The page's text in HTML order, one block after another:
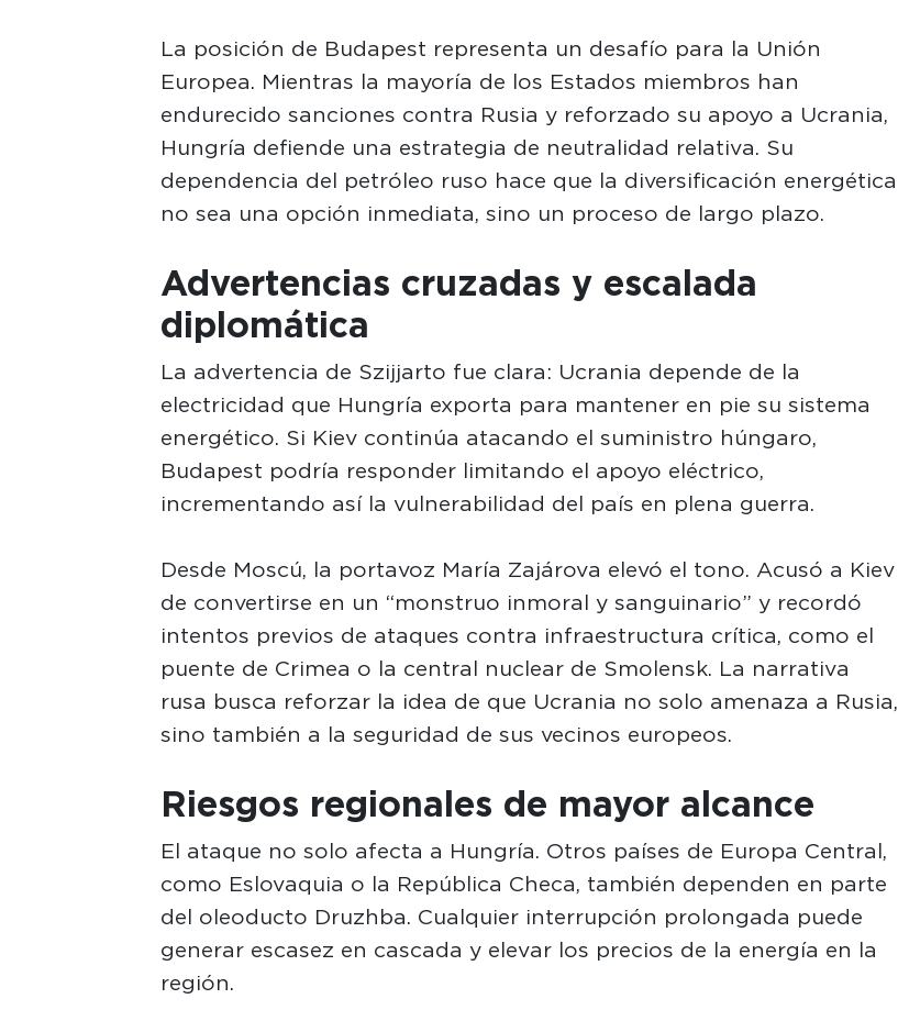
La posición de Budapest representa un desafío para la Unión
Europea. Mientras la mayoría de los Estados miembros han
endurecido sanciones contra Rusia y reforzado su apoyo a Ucrania,
Hungría defiende una estrategia de neutralidad relativa. Su
dependencia del petróleo ruso hace que la diversificación energética
no sea una opción inmediata, sino un proceso de largo plazo.
Advertencias cruzadas y escalada
diplomática
La advertencia de Szijjarto fue clara: Ucrania depende de la
electricidad que Hungría exporta para mantener en pie su sistema
energético. Si Kiev continúa atacando el suministro húngaro,
Budapest podría responder limitando el apoyo eléctrico,
incrementando así la vulnerabilidad del país en plena guerra.
Desde Moscú, la portavoz María Zajárova elevó el tono. Acusó a Kiev
de convertirse en un “monstruo inmoral y sanguinario” y recordó
intentos previos de ataques contra infraestructura crítica, como el
puente de Crimea o la central nuclear de Smolensk. La narrativa
rusa busca reforzar la idea de que Ucrania no solo amenaza a Rusia,
sino también a la seguridad de sus vecinos europeos.
Riesgos regionales de mayor alcance
El ataque no solo afecta a Hungría. Otros países de Europa Central,
como Eslovaquia o la República Checa, también dependen en parte
del oleoducto Druzhba. Cualquier interrupción prolongada puede
generar escasez en cascada y elevar los precios de la energía en la
región.